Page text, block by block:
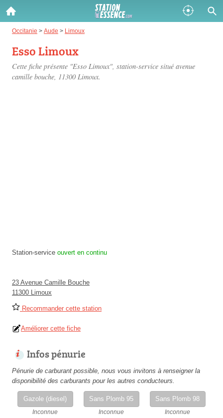
Occitanie > Aude > Limoux
Esso Limoux
Cette fiche présente "Esso Limoux", station-service situé avenue
camille bouche, 11300 Limoux.
Station-service ouvert en continu
23 Avenue Camille Bouche
11300 Limoux
Recommander cette station
Améliorer cette fiche
Infos pénurie
Pénurie de carburant possible, nous vous invitons à renseigner la
disponibilité des carburants pour les autres conducteurs.
Gazole (diesel)
Inconnue
Sans Plomb 95
Inconnue
Sans Plomb 98
Inconnue
Gazole :
Disponible
SP 98 :